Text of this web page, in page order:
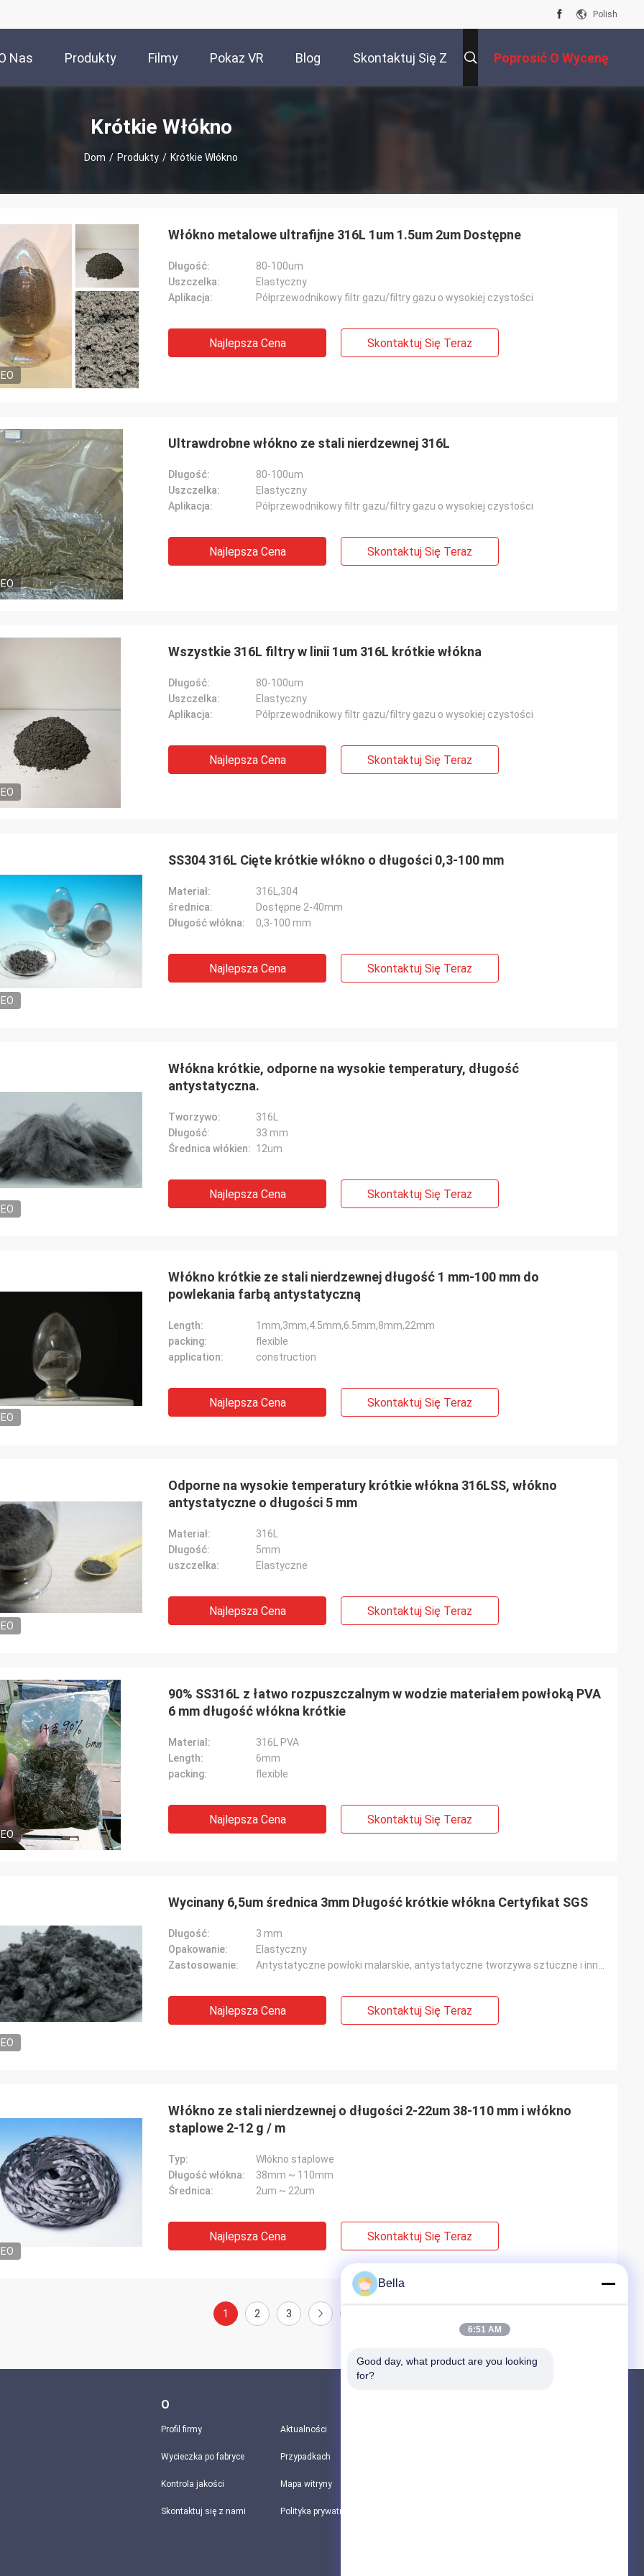
Polish
Nas Produkty Filmy Pokaz VR Blog Skontaktuj Się Z Poprosić O Wycenę
Krótkie Włókno
Dom / Produkty / Krótkie Włókno
Włókno metalowe ultrafijne 316L 1um 1.5um 2um Dostępne
Długość:
80-100um
Uszczelka:
Elastyczny
Aplikacja:
Półprzewodnikowy filtr gazu/filtry gazu o wysokiej czystości
Najlepsza Cena Skontaktuj Się Teraz
Ultrawdrobne włókno ze stali nierdzewnej 316L
Długość:
80-100um
Uszczelka:
Elastyczny
Aplikacja:
Półprzewodnikowy filtr gazu/filtry gazu o wysokiej czystości
Najlepsza Cena Skontaktuj Się Teraz
Wszystkie 316L filtry w linii 1um 316L krótkie włókna
Długość:
80-100um
Uszczelka:
Elastyczny
Aplikacja:
Półprzewodnikowy filtr gazu/filtry gazu o wysokiej czystości
Najlepsza Cena Skontaktuj Się Teraz
SS304 316L Cięte krótkie włókno o długości 0,3-100 mm
Materiał:
316L,304
średnica:
Dostępne 2-40mm
Długość włókna:
0,3-100 mm
Najlepsza Cena Skontaktuj Się Teraz
Włókna krótkie, odporne na wysokie temperatury, długość
antystatyczna.
Tworzywo:
316L
Długość:
33 mm
Średnica włókien: 12um
Najlepsza Cena Skontaktuj Się Teraz
Włókno krótkie ze stali nierdzewnej długość 1 mm-100 mm do
powlekania farbą antystatyczną
Length:
1mm,3mm,4.5mm,6.5mm,8mm,22mm
packing:
flexible
application:
construction
Najlepsza Cena Skontaktuj Się Teraz
Odporne na wysokie temperatury krótkie włókna 316LSS, włókno
antystatyczne o długości 5 mm
Materiał:
316L
Długość:
5mm
uszczelka:
Elastyczne
Najlepsza Cena Skontaktuj Się Teraz
90% SS316L z łatwo rozpuszczalnym w wodzie materiałem powłoką PVA
6 mm długość włókna krótkie
Material:
316L PVA
Length:
6mm
packing:
flexible
Najlepsza Cena Skontaktuj Się Teraz
Wycinany 6,5um średnica 3mm Długość krótkie włókna Certyfikat SGS
Długość:
3 mm
Opakowanie:
Elastyczny
Zastosowanie:
Najlepsza Cena Skontaktuj Się Teraz
Włókno ze stali nierdzewnej o długości 2-22um 38-110 mm i włókno
staplowe 2-12 g / m
Typ:
Włókno staplowe
Długość włókna:
38mm ~ 110mm
Średnica:
2um ~ 22um
Najlepsza Cena Skontaktuj Się Teraz
1 2 3
O
Profil firmy
Wycieczka po fabryce
Kontrola jakości
Skontaktuj się z nami
Aktualności
Przypadkach
Mapa witryny
Polityka prywatności
Bella
6:51 AM
Good day, what product are you looking
for?